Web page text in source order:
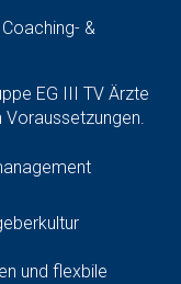
&
EG III TV Ärzte
Voraussetzungen.
und flexbile